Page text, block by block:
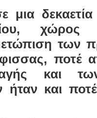
μια
χώρος
των
ποτέ
και
και